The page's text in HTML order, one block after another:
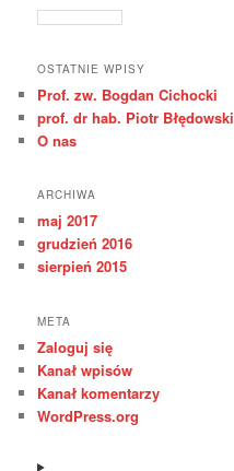
OSTATNIE WPISY
Prof. zw. Bogdan Cichocki
prof. dr hab. Piotr Błędowski
O nas
ARCHIWA
maj 2017
grudzień 2016
sierpień 2015
META
Zaloguj się
Kanał wpisów
Kanał komentarzy
WordPress.org